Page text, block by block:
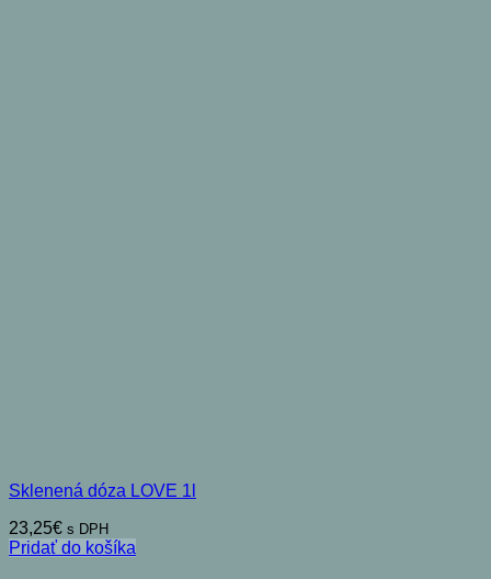
Sklenená dóza LOVE 1l
23,25€ s DPH
Pridať do košíka